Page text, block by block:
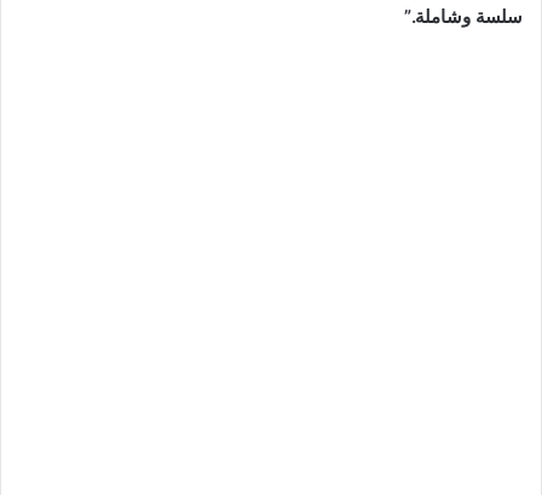
سلسة وشاملة.”